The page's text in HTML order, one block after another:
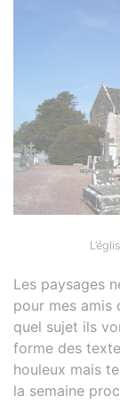
Les paysages
pour mes amis
quel sujet ils
forme des
houleux mais
la semaine